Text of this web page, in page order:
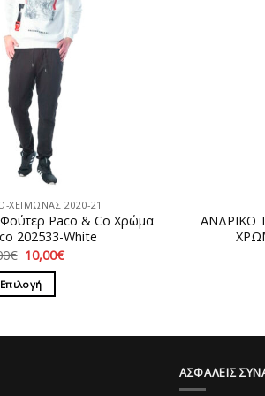
2020-21
Paco & Co Χρώμα
202533-White
€ Original
price
was:
16,00€.
10,00€Η
Επιλογή
ΑΝΔΡΙΚΟ
ΑΣΦΑΛΕΙΣ